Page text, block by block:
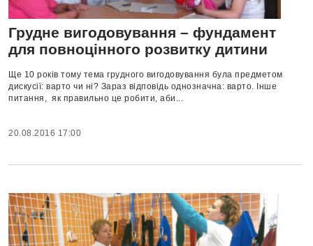
Грудне вигодовування – фундамент
для повноцінного розвитку дитини
Ще 10 років тому тема грудного вигодовування була предметом
дискусії: варто чи ні? Зараз відповідь однозначна: варто. Інше
питання, як правильно це робити, аби...
20.08.2016 17:00